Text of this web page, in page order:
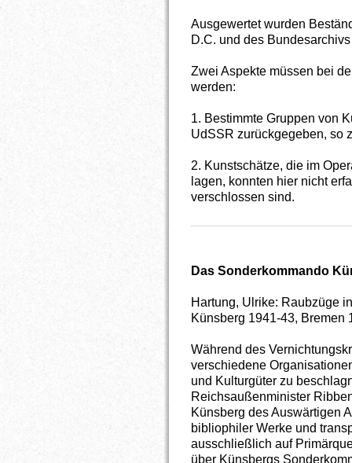
Ausgewertet wurden
D.C. und des
Zwei Aspekte müssen bei
werden:
1. Bestimmte Gruppen von
UdSSR zurückgegeben, so
2. Kunstschätze, die im
lagen, konnten hier nicht
verschlossen sind.
Das Sonderkommando
Hartung, Ulrike: Raubzüge
Künsberg 1941-43, Bremen
Während des
verschiedene
und Kulturgüter zu
Reichsaußenminister
Künsberg des Auswärtigen
bibliophiler Werke und
ausschließlich auf
über Künsbergs